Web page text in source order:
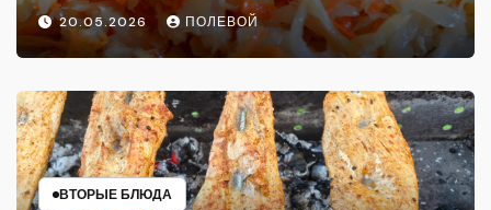
20.05.2026 ПОЛЕВОЙ
ВТОРЫЕ БЛЮДА